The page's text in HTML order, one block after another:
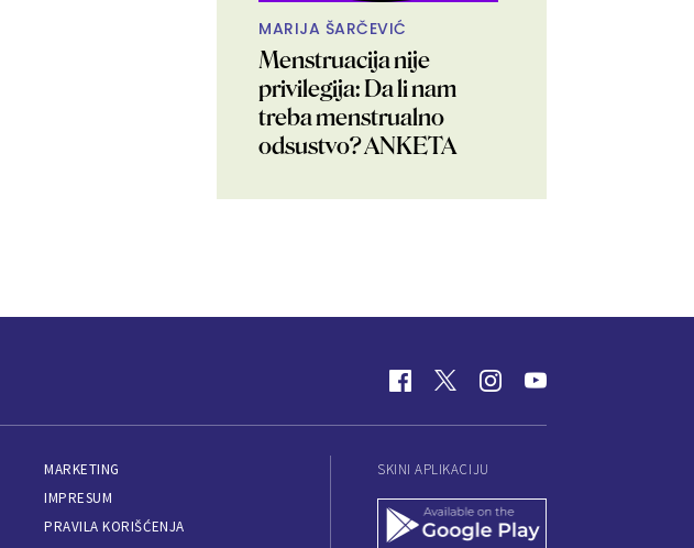
MARIJA ŠARČEVIĆ
Menstruacija nije
privilegija: Da li nam
treba menstrualno
odsustvo? ANKETA
MARKETING
IMPRESUM
PRAVILA KORIŠĆENJA
SKINI APLIKACIJU